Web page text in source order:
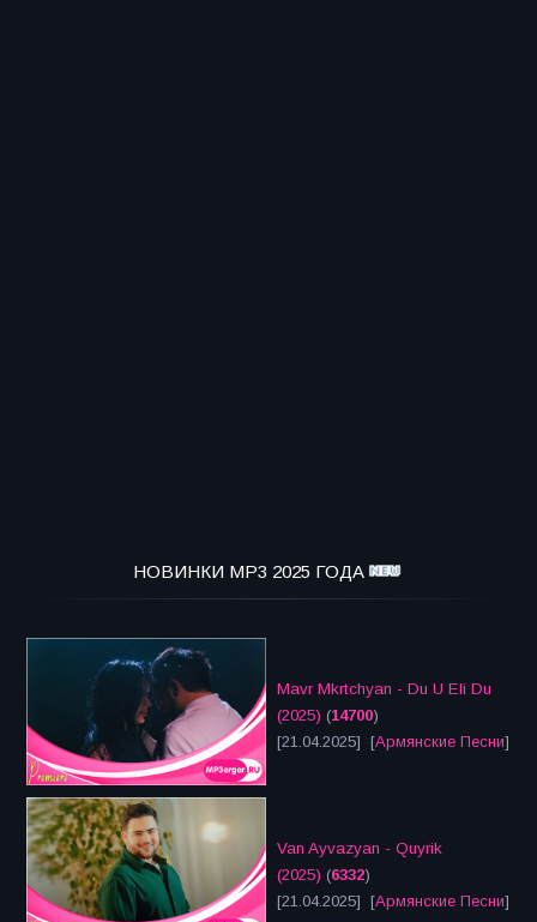
НОВИНКИ MP3 2025 ГОДА
Mavr Mkrtchyan - Du U Eli Du
(2025) (14700)
[21.04.2025] [Армянские Песни]
Van Ayvazyan - Quyrik
(2025) (6332)
[21.04.2025] [Армянские Песни]